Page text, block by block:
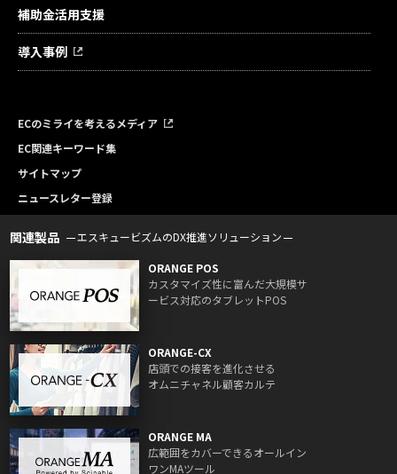
補助金活用支援
導入事例
ECのミライを考えるメディア
EC関連キーワード集
サイトマップ
ニュースレター登録
関連製品 エスキュービズムのDX推進ソリューション
ORANGE POS
カスタマイズ性に富んだ大規模サ
ービス対応のタブレットPOS
ORANGE-CX
店頭での接客を進化させる
オムニチャネル顧客カルテ
ORANGE MA
広範囲をカバーできるオールイン
ワンMAツール